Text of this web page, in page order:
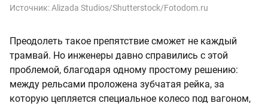
Источник:Alizada Studios/Shutterstock/Fotodom.ru
Преодолеть такое препятствие сможет не каждый
трамвай. Но инженеры давно справились с этой
проблемой, благодаря одному простому решению:
между рельсами проложена зубчатая рейка, за
которую цепляется специальное колесо под вагоном,